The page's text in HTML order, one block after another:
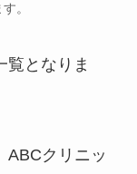
。
覧となりま
ABCクリニッ